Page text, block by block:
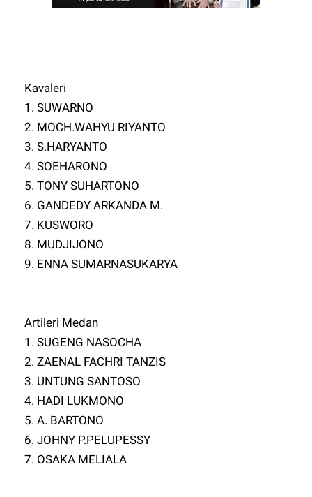
Kavaleri
1. SUWARNO
2. MOCH.WAHYU RIYANTO
3. S.HARYANTO
4. SOEHARONO
5. TONY SUHARTONO
6. GANDEDY ARKANDA M.
7. KUSWORO
8. MUDJIJONO
9. ENNA SUMARNASUKARYA
Artileri Medan
1. SUGENG NASOCHA
2. ZAENAL FACHRI TANZIS
3. UNTUNG SANTOSO
4. HADI LUKMONO
5. A. BARTONO
6. JOHNY P.PELUPESSY
7. OSAKA MELIALA